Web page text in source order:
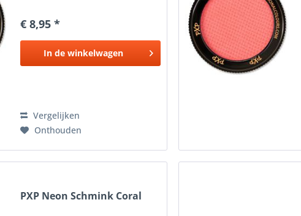
dus perfect voor onder andere
€ 8,95 *
In de winkelwagen
Vergelijken
Onthouden
PXP Neon Schmink Coral